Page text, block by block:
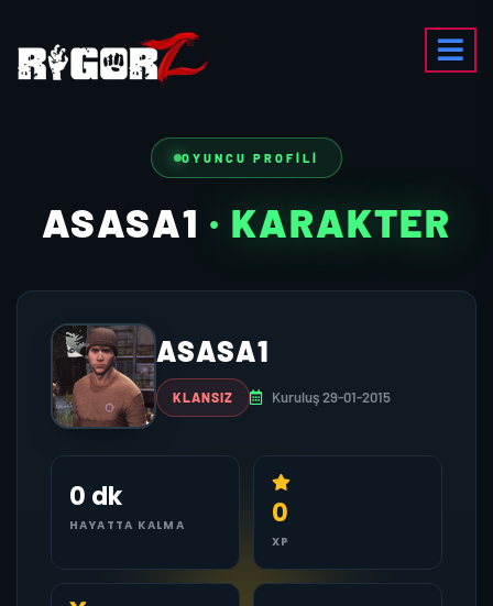
OYUNCU PROFILI
ASASA1 · KARAKTER
ASASA1
KLANSIZ Kuruluş 29-01-2015
0 dk
HAYATTA KALMA 0
XP